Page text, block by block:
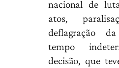
nacional de
atos,
deflagração
tempo
decisão, que